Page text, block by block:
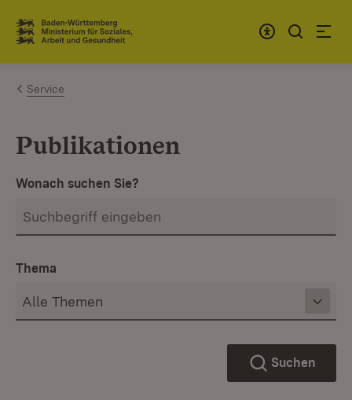
Zum Inhalt springen
Link zur Startseite
Service
Publikationen
Wonach suchen Sie?
Thema
Suchen